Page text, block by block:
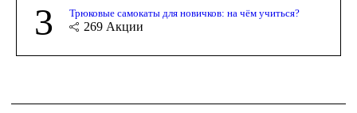
3 Трюковые самокаты для новичков: на чём учиться?
269 Акции